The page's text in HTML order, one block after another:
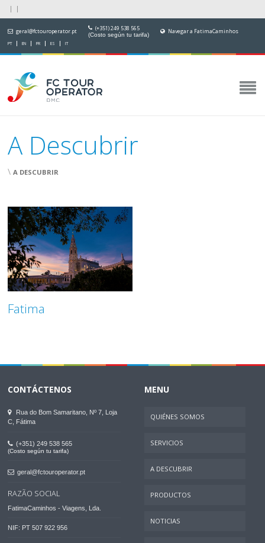
geral@fctouroperator.pt (+351) 249 538 565
(Costo según tu tarifa) Navegar a FatimaCaminhos
PT EN FR ES IT
A Descubrir
\ A DESCUBRIR
Fatima
CONTÁCTENOS
Rua do Bom Samaritano, Nº 7, Loja
C, Fátima
(+351) 249 538 565
(Costo según tu tarifa)
geral@fctouroperator.pt
RAZÃO SOCIAL
FatimaCaminhos - Viagens, Lda.
NIF: PT 507 922 956
MENU
QUIÉNES SOMOS
SERVICIOS
A DESCUBRIR
PRODUCTOS
NOTICIAS